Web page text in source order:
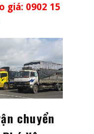
giá: 0902 15
chuyển